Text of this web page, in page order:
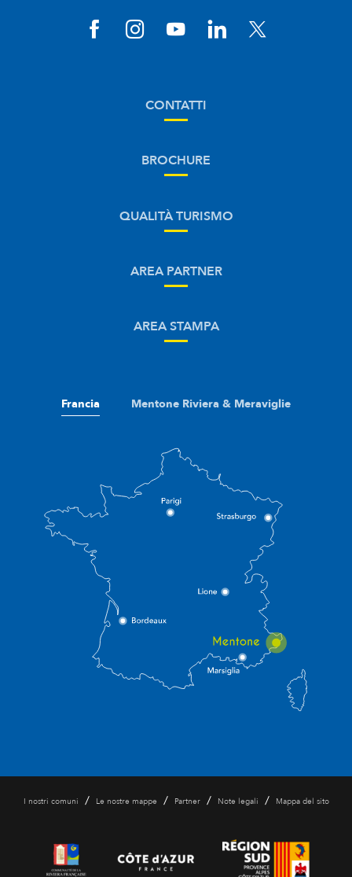
CONTATTI
BROCHURE
QUALITÀ TURISMO
AREA PARTNER
AREA STAMPA
Francia Mentone Riviera & Meraviglie
I nostri comuni / Le nostre mappe / Partner / Note legali / Mappa del sito